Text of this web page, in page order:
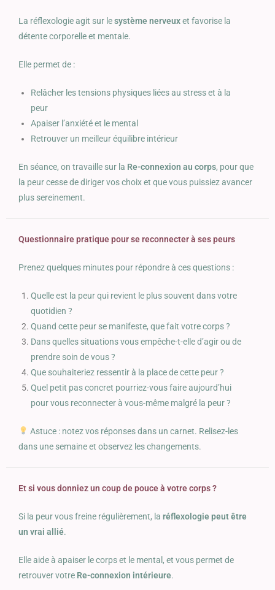
La réflexologie agit sur lesystème nerveuxet favorise la
détente corporelle et mentale.
Elle permet de :
Relâcher les tensions physiques liées au stress et à la
peur
Apaiser l’anxiété et le mental
Retrouver un meilleur équilibre intérieur
En séance, on travaille sur la Re-connexion au corps, pour que
la peur cesse de diriger vos choix et que vous puissiez avancer
plus sereinement.
Questionnaire pratique pour se reconnecter à ses peurs
Prenez quelques minutes pour répondre à ces questions :
Quelle est la peur qui revient le plus souvent dans votre
quotidien ?
Quand cette peur se manifeste, que fait votre corps ?
Dans quelles situations vous empêche-t-elle d’agir ou de
prendre soin de vous ?
Que souhaiteriez ressentir à la place de cette peur ?
Quel petit pas concret pourriez-vous faire aujourd’hui
pour vous reconnecter à vous-même malgré la peur ?
Astuce : notez vos réponses dans un carnet. Relisez-les
dans une semaine et observez les changements.
Et si vous donniez un coup de pouce à votre corps ?
Si la peur vous freine régulièrement, la réflexologie peut être
un vrai allié.
Elle aide à apaiser le corps et le mental, et vous permet de
retrouver votre Re-connexion intérieure.